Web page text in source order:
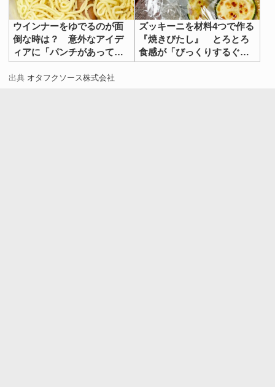
ウインナーをゆでるのが面
倒な時は？ 意外なアイデ
ィアに「パンチがあってう
まい！」
ズッキーニを材料4つで作る
『焼きびたし』 とろとろ
食感が「びっくりするぐら
いおいしい」
出典 オタフクソース株式会社